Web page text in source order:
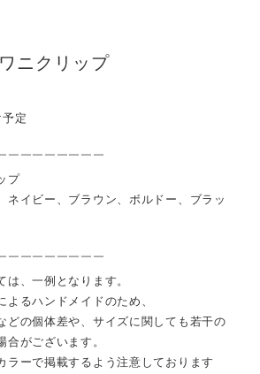
ニクリップ
定
￣￣￣￣￣￣￣￣
プ
イビー、ブラウン、ボルドー、ブラッ
￣￣￣￣￣￣￣￣
、一例となります。
よるハンドメイドのため、
どの個体差や、サイズに関しても若干の
合がございます。
ラーで掲載するよう注意しております